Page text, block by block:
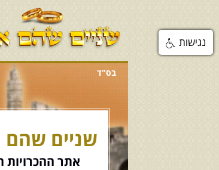
בס"ד
שניים
אתר ההכרויות
נגישות